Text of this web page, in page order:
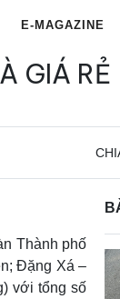
E-MAGAZINE
GIÁ RẺ
Thành phố
Đặng Xá –
với tổng số